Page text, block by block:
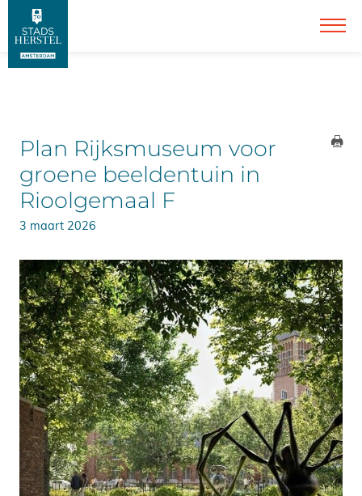
Plan Rijksmuseum voor
groene beeldentuin in
Rioolgemaal F
3 maart 2026